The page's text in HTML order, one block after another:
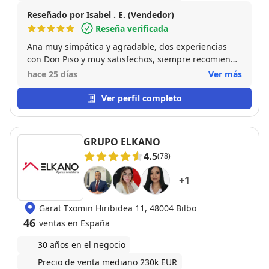
especial. La he recomendado a gente q conozco que
busca vivienda o quiere vender,y no dudaría en
seguir haciéndolo. Gracias x todo Olga,ha sido un
placer encontrarte en mi camino.
Reseñado por Isabel . E. (Vendedor)
Reseña verificada
Ana muy simpática y agradable, dos experiencias
con Don Piso y muy satisfechos, siempre recomiendo
está inmobiliaria,,
hace 25 días Ver más
Ver perfil completo
GRUPO ELKANO
4.5(78)
+1
Garat Txomin Hiribidea 11, 48004 Bilbo
46 ventas en España
30 años en el negocio
Precio de venta mediano 230k EUR